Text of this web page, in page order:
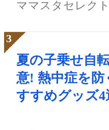
ママスタセレクト
夏の子乗せ自
意! 熱中症を防
すすめグッズ4